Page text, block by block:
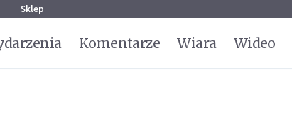
Sklep
Komentarze Wiara Wideo